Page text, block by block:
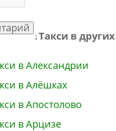
↓Такси в других
в Александрии
в Алёшках
в Апостолово
в Арцизе